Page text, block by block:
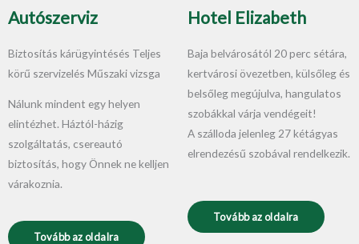
Autószerviz
Biztosítás kárügyintésés Teljes
körű szervizelés Műszaki vizsga
Nálunk mindent egy helyen
elintézhet. Háztól-házig
szolgáltatás, csereautó
biztosítás, hogy Önnek ne kelljen
várakoznia.
Tovább az oldalra
Hotel Elizabeth
Baja belvárosától 20 perc sétára,
kertvárosi övezetben, külsőleg és
belsőleg megújulva, hangulatos
szobákkal várja vendégeit!
A szálloda jelenleg 27 kétágyas
elrendezésű szobával rendelkezik.
Tovább az oldalra